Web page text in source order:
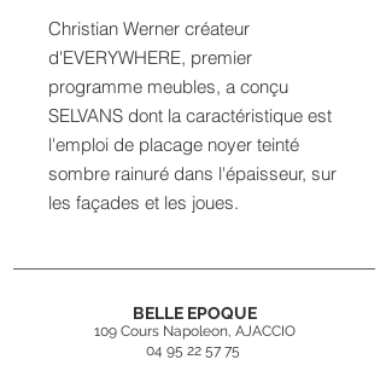
Christian Werner créateur
d'EVERYWHERE, premier
programme meubles, a conçu
SELVANS dont la caractéristique est
l'emploi de placage noyer teinté
sombre rainuré dans l'épaisseur, sur
les façades et les joues.
BELLE EPOQUE
109 Cours Napoleon, AJACCIO
04 95 22 57 75